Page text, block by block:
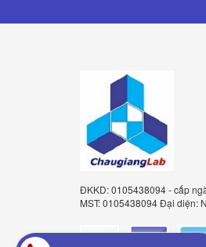
ĐKKD: 0105438094 - cấp
MST: 0105438094 Đại diện: